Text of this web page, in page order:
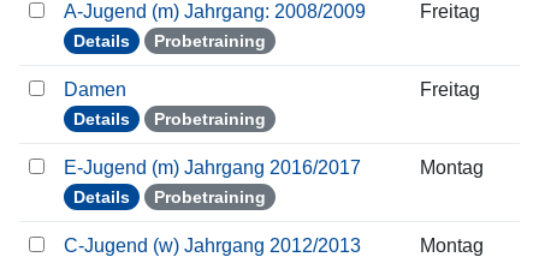
A-Jugend (m) Jahrgang: 2008/2009
Details Probetraining
Freitag
Damen
Details Probetraining
Freitag
E-Jugend (m) Jahrgang 2016/2017
Details Probetraining
Montag
C-Jugend (w) Jahrgang 2012/2013 Montag